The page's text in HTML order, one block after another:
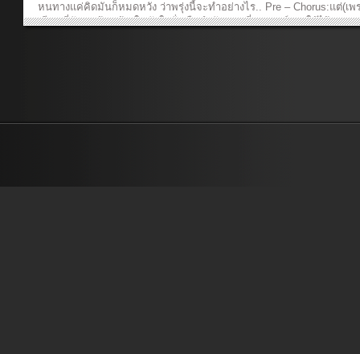
หนทางแค่คิดมันก็หมดหวัง ว่าพรุ่งนี้จะทำอย่างไร.. Pre – Chorus:แต่(เพ
เสียง ที่ดัง สะท้อนข้างในหัวใจนั่นคือคำสัญญา ที่พระองค์ทรงให้ไว้
ฉันจะรอ_____________________________________ Producer: เรือ